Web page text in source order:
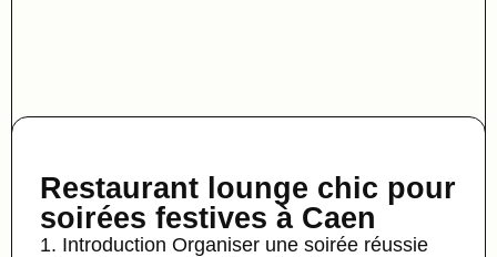
Restaurant lounge chic pour
soirées festives à Caen
1. Introduction Organiser une soirée réussie